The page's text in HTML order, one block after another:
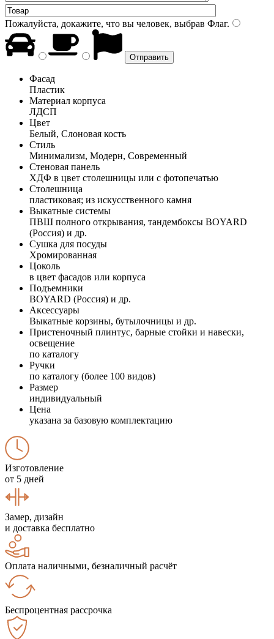
Пожалуйста, докажите, что вы человек, выбрав Флаг.
Фасад
Пластик
Материал корпуса
ЛДСП
Цвет
Белый, Слоновая кость
Стиль
Минимализм, Модерн, Современный
Стеновая панель
ХДФ в цвет столешницы или с фотопечатью
Столешница
пластиковая; из искусственного камня
Выкатные системы
ПВШ полного открывания, тандембоксы BOYARD
(Россия) и др.
Сушка для посуды
Хромированная
Цоколь
в цвет фасадов или корпуса
Подъемники
BOYARD (Россия) и др.
Аксессуары
Выкатные корзины, бутылочницы и др.
Пристеночный плинтус, барные стойки и навески,
освещение
по каталогу
Ручки
по каталогу (более 100 видов)
Размер
индивидуальный
Цена
указана за базовую комплектацию
Изготовление
от 5 дней
Замер, дизайн
и доставка бесплатно
Оплата наличными, безналичный расчёт
Беспроцентная рассрочка